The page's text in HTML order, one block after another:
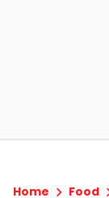
Home Food